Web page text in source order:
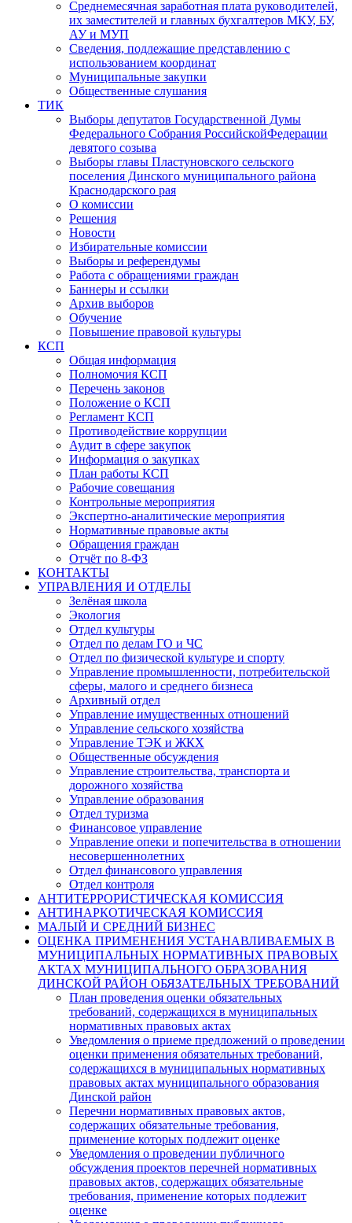
Среднемесячная заработная плата руководителей,
их заместителей и главных бухгалтеров МКУ, БУ,
АУ и МУП
Сведения, подлежащие представлению с
использованием координат
Муниципальные закупки
Общественные слушания
ТИК
Выборы депутатов Государственной Думы
Федерального Собрания РоссийскойФедерации
девятого созыва
Выборы главы Пластуновского сельского
поселения Динского муниципального района
Краснодарского рая
О комиссии
Решения
Новости
Избирательные комиссии
Выборы и референдумы
Работа с обращениями граждан
Баннеры и ссылки
Архив выборов
Обучение
Повышение правовой культуры
КСП
Общая информация
Полномочия КСП
Перечень законов
Положение о КСП
Регламент КСП
Противодействие коррупции
Аудит в сфере закупок
Информация о закупках
План работы КСП
Рабочие совещания
Контрольные мероприятия
Экспертно-аналитические мероприятия
Нормативные правовые акты
Обращения граждан
Отчёт по 8-ФЗ
КОНТАКТЫ
УПРАВЛЕНИЯ И ОТДЕЛЫ
Зелёная школа
Экология
Отдел культуры
Отдел по делам ГО и ЧС
Отдел по физической культуре и спорту
Управление промышленности, потребительской
сферы, малого и среднего бизнеса
Архивный отдел
Управление имущественных отношений
Управление сельского хозяйства
Управление ТЭК и ЖКХ
Общественные обсуждения
Управление строительства, транспорта и
дорожного хозяйства
Управление образования
Отдел туризма
Финансовое управление
Управление опеки и попечительства в отношении
несовершеннолетних
Отдел финансового управления
Отдел контроля
АНТИТЕРРОРИСТИЧЕСКАЯ КОМИССИЯ
АНТИНАРКОТИЧЕСКАЯ КОМИССИЯ
МАЛЫЙ И СРЕДНИЙ БИЗНЕС
ОЦЕНКА ПРИМЕНЕНИЯ УСТАНАВЛИВАЕМЫХ В
МУНИЦИПАЛЬНЫХ НОРМАТИВНЫХ ПРАВОВЫХ
АКТАХ МУНИЦИПАЛЬНОГО ОБРАЗОВАНИЯ
ДИНСКОЙ РАЙОН ОБЯЗАТЕЛЬНЫХ ТРЕБОВАНИЙ
План проведения оценки обязательных
требований, содержащихся в муниципальных
нормативных правовых актах
Уведомления о приеме предложений о проведении
оценки применения обязательных требований,
содержащихся в муниципальных нормативных
правовых актах муниципального образования
Динской район
Перечни нормативных правовых актов,
содержащих обязательные требования,
применение которых подлежит оценке
Уведомления о проведении публичного
обсуждения проектов перечней нормативных
правовых актов, содержащих обязательные
требования, применение которых подлежит
оценке